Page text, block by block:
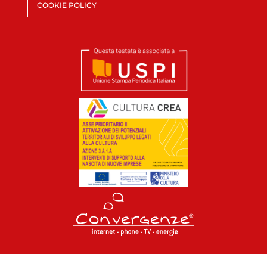
COOKIE POLICY